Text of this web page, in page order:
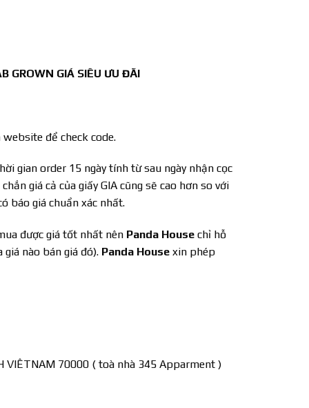
GROWN GIÁ SIÊU ƯU ĐÃI
để check code.
gian order 15 ngày tính từ sau ngày nhận cọc
giá cả của giấy GIA cũng sẽ cao hơn so với
báo giá chuẩn xác nhất.
được giá tốt nhất nên Panda House chỉ hỗ
nào bán giá đó). Panda House xin phép
VIÊTNAM 70000 ( toà nhà 345 Apparment )